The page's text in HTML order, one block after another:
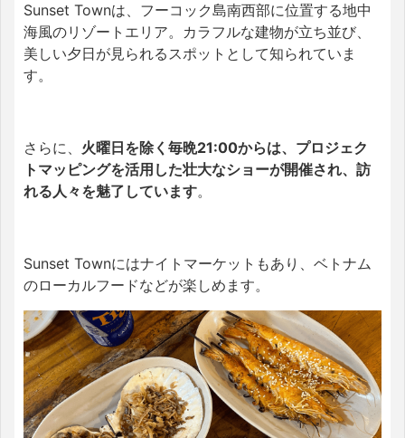
Sunset Townは、フーコック島南西部に位置する地中
海風のリゾートエリア。カラフルな建物が立ち並び、
美しい夕日が見られるスポットとして知られていま
す。
さらに、 火曜日を除く毎晩21:00からは、プロジェク
トマッピングを活用した壮大なショーが開催され、訪
れる人々を魅了しています。
Sunset Townにはナイトマーケットもあり、ベトナム
のローカルフードなどが楽しめます。